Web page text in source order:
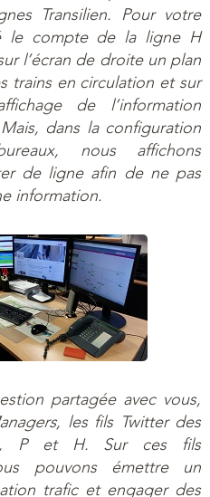
Transilien. Pour votre
le compte de la ligne H
l’écran de droite un plan
trains en circulation et sur
de l’information
dans la configuration
nous affichons
de ligne afin de ne pas
information.
partagée avec vous,
, les fils Twitter des
P et H. Sur ces fils
pouvons émettre un
trafic et engager des